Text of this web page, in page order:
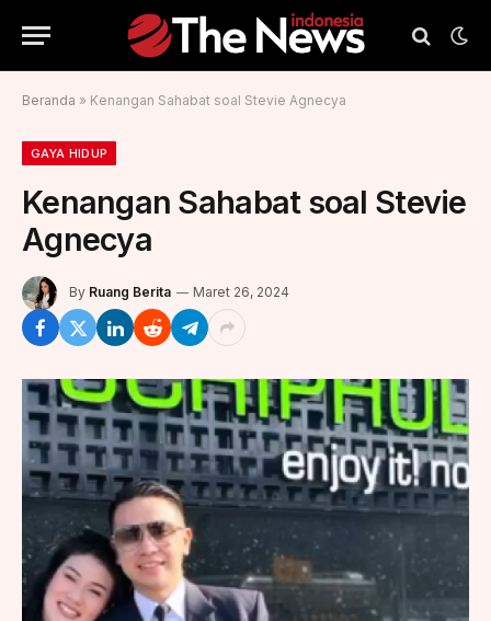
Beranda » Kenangan Sahabat soal Stevie Agnecya
GAYA HIDUP
Kenangan Sahabat soal Stevie
Agnecya
By Ruang Berita Maret 26, 2024